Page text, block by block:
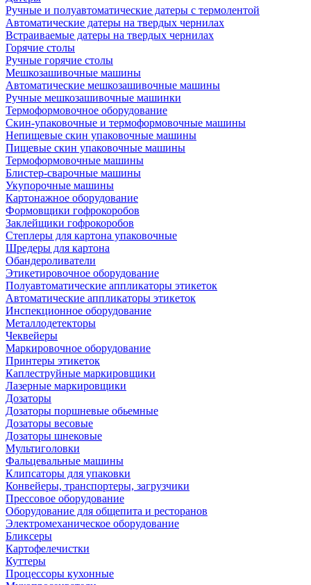
Ручные и полуавтоматические датеры с термолентой
Автоматические датеры на твердых чернилах
Встраиваемые датеры на твердых чернилах
Горячие столы
Ручные горячие столы
Мешкозашивочные машины
Автоматические мешкозашивочные машины
Ручные мешкозашивочные машинки
Термоформовочное оборудование
Скин-упаковочные и термоформовочные машины
Непищевые скин упаковочные машины
Пищевые скин упаковочные машины
Термоформовочные машины
Блистер-сварочные машины
Укупорочные машины
Картонажное оборудование
Формовщики гофрокоробов
Заклейщики гофрокоробов
Степлеры для картона упаковочные
Шредеры для картона
Обандероливатели
Этикетировочное оборудование
Полуавтоматические аппликаторы этикеток
Автоматические аппликаторы этикеток
Инспекционное оборудование
Металлодетекторы
Чеквейеры
Маркировочное оборудование
Принтеры этикеток
Каплеструйные маркировщики
Лазерные маркировщики
Дозаторы
Дозаторы поршневые обьемные
Дозаторы весовые
Дозаторы шнековые
Мультиголовки
Фальцевальные машины
Клипсаторы для упаковки
Конвейеры, транспортеры, загрузчики
Прессовое оборудование
Оборудование для общепита и ресторанов
Электромеханическое оборудование
Бликсеры
Картофелечистки
Куттеры
Процессоры кухонные